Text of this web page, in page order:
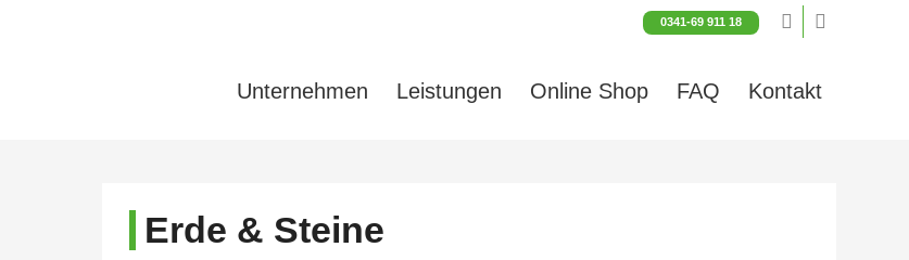
0341-69 911 18
Unternehmen Leistungen Online Shop FAQ Kontakt
Erde & Steine